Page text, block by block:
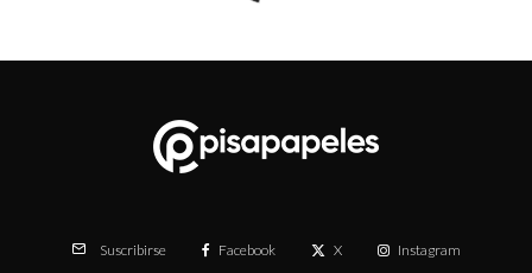
Suscribirse Facebook X Instagram